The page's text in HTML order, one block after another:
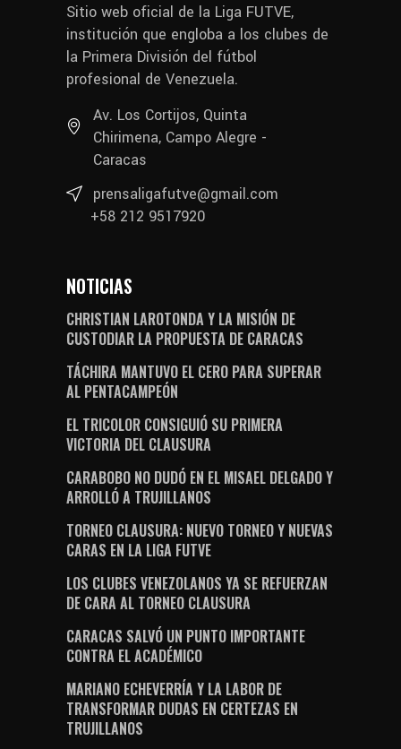
Sitio web oficial de la Liga FUTVE,
institución que engloba a los clubes de
la Primera División del fútbol
profesional de Venezuela.
Av. Los Cortijos, Quinta
Chirimena, Campo Alegre -
Caracas
prensaligafutve@gmail.com
+58 212 9517920
NOTICIAS
CHRISTIAN LAROTONDA Y LA MISIÓN DE
CUSTODIAR LA PROPUESTA DE CARACAS
TÁCHIRA MANTUVO EL CERO PARA SUPERAR
AL PENTACAMPEÓN
EL TRICOLOR CONSIGUIÓ SU PRIMERA
VICTORIA DEL CLAUSURA
CARABOBO NO DUDÓ EN EL MISAEL DELGADO Y
ARROLLÓ A TRUJILLANOS
TORNEO CLAUSURA: NUEVO TORNEO Y NUEVAS
CARAS EN LA LIGA FUTVE
LOS CLUBES VENEZOLANOS YA SE REFUERZAN
DE CARA AL TORNEO CLAUSURA
CARACAS SALVÓ UN PUNTO IMPORTANTE
CONTRA EL ACADÉMICO
MARIANO ECHEVERRÍA Y LA LABOR DE
TRANSFORMAR DUDAS EN CERTEZAS EN
TRUJILLANOS